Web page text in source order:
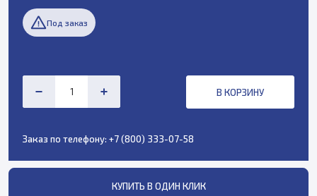
Под заказ
В КОРЗИНУ
Заказ по телефону: +7 (800) 333-07-58
КУПИТЬ В ОДИН КЛИК